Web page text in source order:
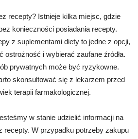
recepty? Istnieje kilka miejsc, gdzie
konieczności posiadania recepty.
z suplementami diety to jedne z opcji,
ostrożność i wybierać zaufane źródła.
prywatnych może być ryzykowne.
skonsultować się z lekarzem przed
terapii farmakologicznej.
w stanie udzielić informacji na
recepty. W przypadku potrzeby zakupu